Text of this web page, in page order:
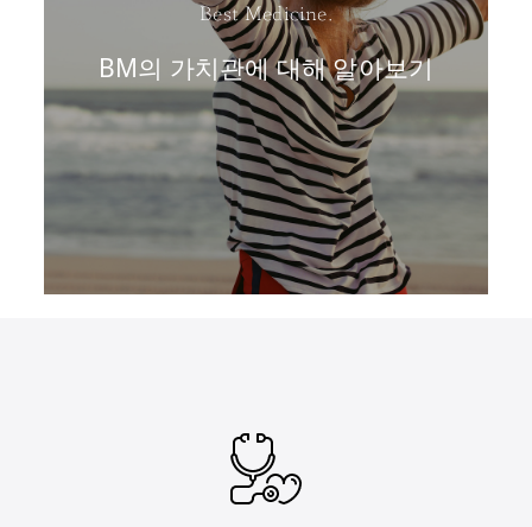
Best Medicine.
BM의 가치관에 대해 알아보기